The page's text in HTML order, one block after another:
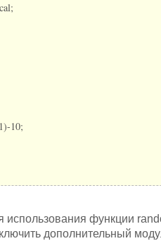
10;
использования функции
дополнительный